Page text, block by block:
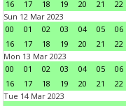
16
17 18 19 20 21 22
Sun 12 Mar 2023
00
01 02 03 04 05 06
16
17 18 19 20 21 22
Mon 13 Mar 2023
00
01 02 03 04 05 06
16
17 18 19 20 21 22
Tue 14 Mar 2023